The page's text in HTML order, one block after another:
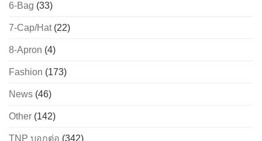
6-Bag (33)
7-Cap/Hat(22)
8-Apron (4)
Fashion (173)
News (46)
Other (142)
TNP บอกต่อ (342)